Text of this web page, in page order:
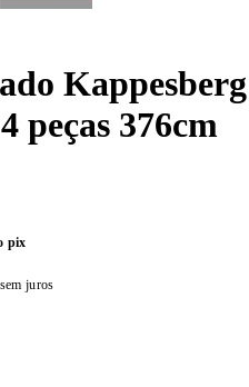
Kappesberg
peças 376cm
pix
price:
sem juros